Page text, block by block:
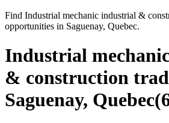
Find Industrial mechanic industrial &
opportunities in Saguenay, Quebec.
Industrial
& construction
Saguenay, Quebec(